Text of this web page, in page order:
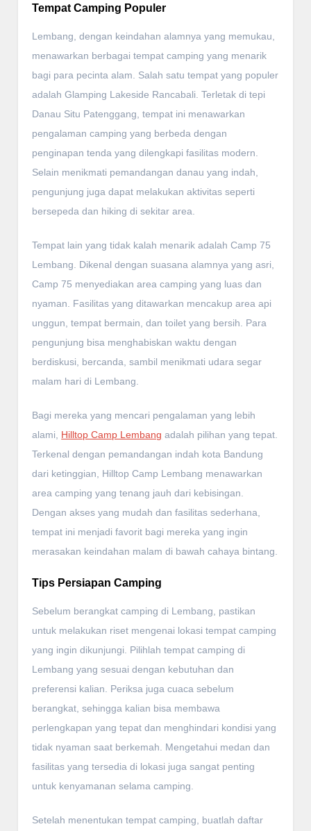
Tempat Camping Populer
Lembang, dengan keindahan alamnya yang memukau,
menawarkan berbagai tempat camping yang menarik
bagi para pecinta alam. Salah satu tempat yang populer
adalah Glamping Lakeside Rancabali. Terletak di tepi
Danau Situ Patenggang, tempat ini menawarkan
pengalaman camping yang berbeda dengan
penginapan tenda yang dilengkapi fasilitas modern.
Selain menikmati pemandangan danau yang indah,
pengunjung juga dapat melakukan aktivitas seperti
bersepeda dan hiking di sekitar area.
Tempat lain yang tidak kalah menarik adalah Camp 75
Lembang. Dikenal dengan suasana alamnya yang asri,
Camp 75 menyediakan area camping yang luas dan
nyaman. Fasilitas yang ditawarkan mencakup area api
unggun, tempat bermain, dan toilet yang bersih. Para
pengunjung bisa menghabiskan waktu dengan
berdiskusi, bercanda, sambil menikmati udara segar
malam hari di Lembang.
Bagi mereka yang mencari pengalaman yang lebih
alami, Hilltop Camp Lembang adalah pilihan yang tepat.
Terkenal dengan pemandangan indah kota Bandung
dari ketinggian, Hilltop Camp Lembang menawarkan
area camping yang tenang jauh dari kebisingan.
Dengan akses yang mudah dan fasilitas sederhana,
tempat ini menjadi favorit bagi mereka yang ingin
merasakan keindahan malam di bawah cahaya bintang.
Tips Persiapan Camping
Sebelum berangkat camping di Lembang, pastikan
untuk melakukan riset mengenai lokasi tempat camping
yang ingin dikunjungi. Pilihlah tempat camping di
Lembang yang sesuai dengan kebutuhan dan
preferensi kalian. Periksa juga cuaca sebelum
berangkat, sehingga kalian bisa membawa
perlengkapan yang tepat dan menghindari kondisi yang
tidak nyaman saat berkemah. Mengetahui medan dan
fasilitas yang tersedia di lokasi juga sangat penting
untuk kenyamanan selama camping.
Setelah menentukan tempat camping, buatlah daftar